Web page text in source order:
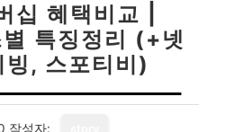
십 혜택비교 |
특징정리 (+넷
빙, 스포티비)
작성자: